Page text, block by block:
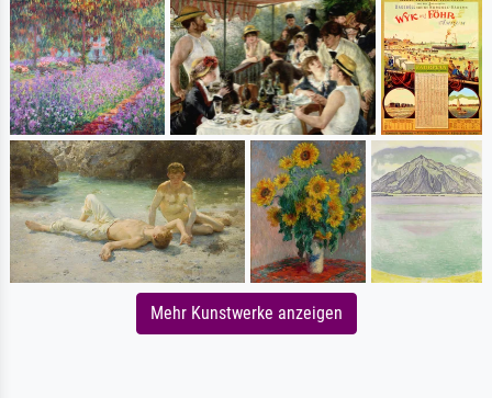
Mehr Kunstwerke anzeigen